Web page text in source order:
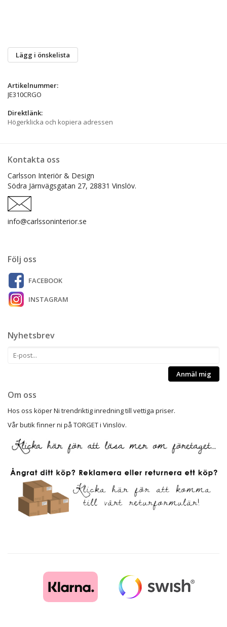
Lägg i önskelista
Artikelnummer:
JE310CRGO
Direktlänk:
Högerklicka och kopiera adressen
Kontakta oss
Carlsson Interiör & Design
Södra Järnvägsgatan 27, 28831 Vinslöv.
info@carlssoninterior.se
Följ oss
FACEBOOK
INSTAGRAM
Nyhetsbrev
Anmäl mig
Om oss
Hos oss köper Ni trendriktig inredning till vettiga priser.
Vår butik finner ni på TORGET i Vinslöv.